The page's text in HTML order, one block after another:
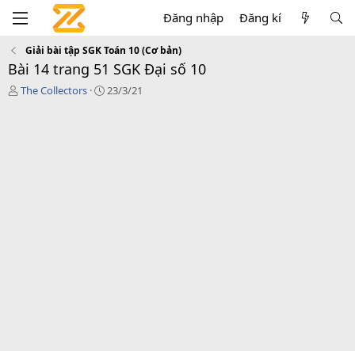
Đăng nhập Đăng kí
Giải bài tập SGK Toán 10 (Cơ bản)
Bài 14 trang 51 SGK Đại số 10
T
The Collectors
C
23/3/21